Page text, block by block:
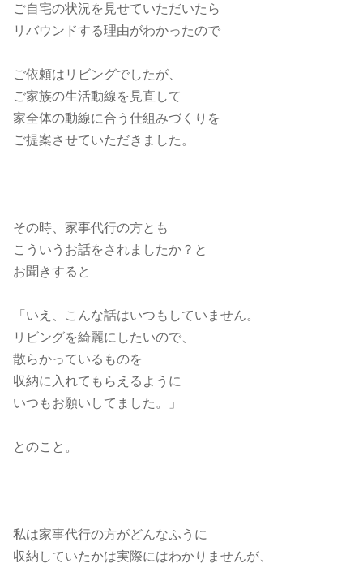
ご自宅の状況を見せていただいたら
リバウンドする理由がわかったので
ご依頼はリビングでしたが、
ご家族の生活動線を見直して
家全体の動線に合う仕組みづくりを
ご提案させていただきました。
その時、家事代行の方とも
こういうお話をされましたか？と
お聞きすると
「いえ、こんな話はいつもしていません。
リビングを綺麗にしたいので、
散らかっているものを
収納に入れてもらえるように
いつもお願いしてました。」
とのこと。
私は家事代行の方がどんなふうに
収納していたかは実際にはわかりませんが、